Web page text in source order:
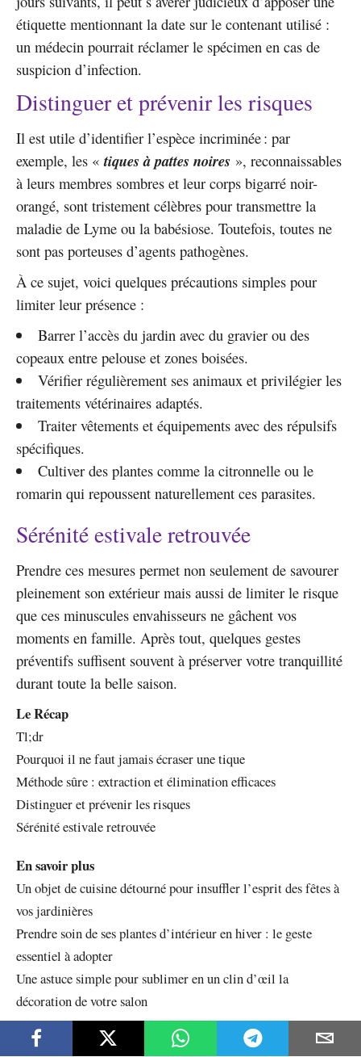
étiquette mentionnant la date sur le contenant utilisé :
un médecin pourrait réclamer le spécimen en cas de
suspicion d’infection.
Distinguer et prévenir les risques
Il est utile d’identifier l’espèce incriminée : par
exemple, les «tiques à pattes noires », reconnaissables
à leurs membres sombres et leur corps bigarré noir-
orangé, sont tristement célèbres pour transmettre la
maladie de Lyme ou la babésiose. Toutefois, toutes ne
sont pas porteuses d’agents pathogènes.
À ce sujet, voici quelques précautions simples pour
limiter leur présence :
Barrer l’accès du jardin avec du gravier ou des
copeaux entre pelouse et zones boisées.
Vérifier régulièrement ses animaux et privilégier les
traitements vétérinaires adaptés.
Traiter vêtements et équipements avec des répulsifs
spécifiques.
Cultiver des plantes comme la citronnelle ou le
romarin qui repoussent naturellement ces parasites.
Sérénité estivale retrouvée
Prendre ces mesures permet non seulement de savourer
pleinement son extérieur mais aussi de limiter le risque
que ces minuscules envahisseurs ne gâchent vos
moments en famille. Après tout, quelques gestes
préventifs suffisent souvent à préserver votre tranquillité
durant toute la belle saison.
Le Récap
Tl;dr
Pourquoi il ne faut jamais écraser une tique
Méthode sûre : extraction et élimination efficaces
Distinguer et prévenir les risques
Sérénité estivale retrouvée
En savoir plus
Un objet de cuisine détourné pour insuffler l’esprit des fêtes à
vos jardinières
Prendre soin de ses plantes d’intérieur en hiver : le geste
essentiel à adopter
Une astuce simple pour sublimer en un clin d’œil la
décoration de votre salon